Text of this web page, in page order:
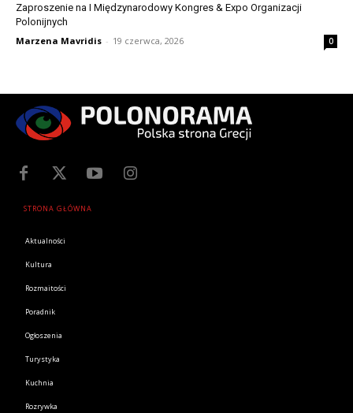
Zaproszenie na I Międzynarodowy Kongres & Expo Organizacji
Polonijnych
Marzena Mavridis - 19 czerwca, 2026 0
STRONA GŁÓWNA
Aktualności
Kultura
Rozmaitości
Poradnik
Ogłoszenia
Turystyka
Kuchnia
Rozrywka